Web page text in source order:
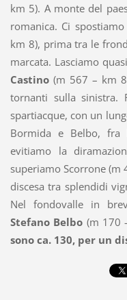
km 5). A monte del
romanica. Ci
km 8), prima tra le
marcata. Lasciamo
Castino (m 567 – km
tornanti sulla sinistra.
spartiacque, con un
Bormida e Belbo,
evitiamo la
superiamo Scorrone (m
discesa tra splendidi
Nel fondovalle in
Stefano Belbo (m 170
sono ca. 130, per un